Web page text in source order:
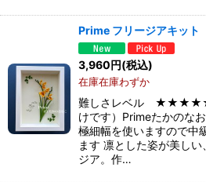
Prime フリージアキット
3,960円(税込)
在庫在庫わずか
難しさレベル ★★★★☆
けです）Primeたかのな
極細幅を使いますので中
ます 凛とした姿が美し
ジア。作…